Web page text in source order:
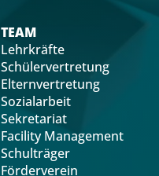
TEAM
Lehrkräfte
Schülervertretung
Elternvertretung
Sozialarbeit
Sekretariat
Facility Management
Schulträger
Förderverein